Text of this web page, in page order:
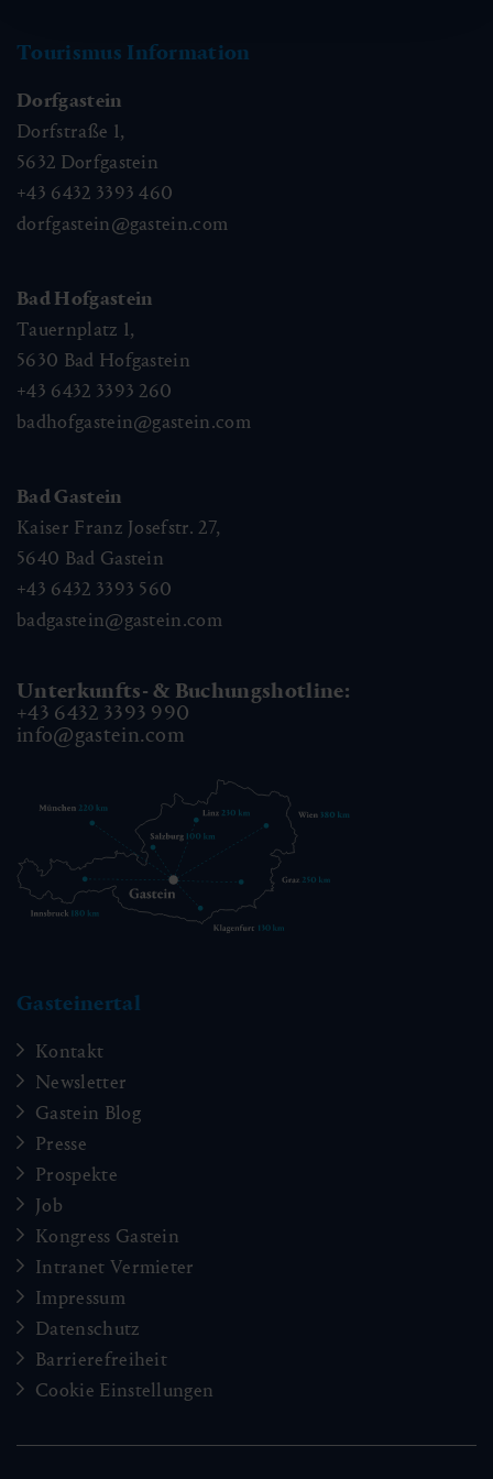
Tourismus Information
Dorfgastein
Dorfstraße 1,
5632 Dorfgastein
+43 6432 3393 460
dorfgastein@gastein.com
Bad Hofgastein
Tauernplatz 1,
5630 Bad Hofgastein
+43 6432 3393 260
badhofgastein@gastein.com
Bad Gastein
Kaiser Franz Josefstr. 27,
5640 Bad Gastein
+43 6432 3393 560
badgastein@gastein.com
Unterkunfts- & Buchungshotline:
+43 6432 3393 990
info@gastein.com
Gasteinertal
Kontakt
Newsletter
Gastein Blog
Presse
Prospekte
Job
Kongress Gastein
Intranet Vermieter
Impressum
Datenschutz
Barrierefreiheit
Cookie Einstellungen